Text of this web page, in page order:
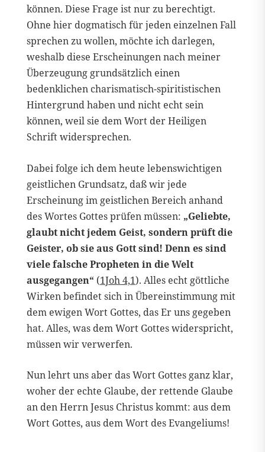
können. Diese Frage ist nur zu berechtigt.
Ohne hier dogmatisch für jeden einzelnen Fall
sprechen zu wollen, möchte ich darlegen,
weshalb diese Erscheinungen nach meiner
Überzeugung grundsätzlich einen
bedenklichen charismatisch-spiritistischen
Hintergrund haben und nicht echt sein
können, weil sie dem Wort der Heiligen
Schrift widersprechen.
Dabei folge ich dem heute lebenswichtigen
geistlichen Grundsatz, daß wir jede
Erscheinung im geistlichen Bereich anhand
des Wortes Gottes prüfen müssen: „Geliebte,
glaubt nicht jedem Geist, sondern prüft die
Geister, ob sie aus Gott sind! Denn es sind
viele falsche Propheten in die Welt
ausgegangen“ (1Joh 4,1). Alles echt göttliche
Wirken befindet sich in Übereinstimmung mit
dem ewigen Wort Gottes, das Er uns gegeben
hat. Alles, was dem Wort Gottes widerspricht,
müssen wir verwerfen.
Nun lehrt uns aber das Wort Gottes ganz klar,
woher der echte Glaube, der rettende Glaube
an den Herrn Jesus Christus kommt: aus dem
Wort Gottes, aus dem Wort des Evangeliums!